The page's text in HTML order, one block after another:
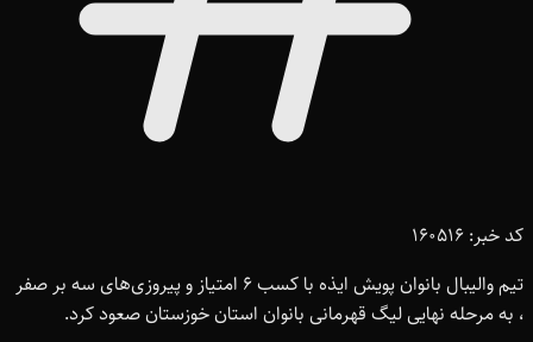
کد خبر: 160516
تیم والیبال بانوان پویش ایذه با کسب 6 امتیاز و پیروزی‌های سه بر صفر
، به مرحله نهایی لیگ قهرمانی بانوان استان خوزستان صعود کرد.